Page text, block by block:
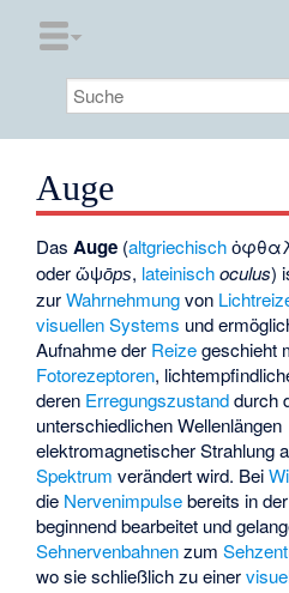
Auge
DasAuge (altgriechisch
oderὤψōps, lateinisch oculus)
zurWahrnehmungvon
visuellen Systems und
Aufnahme der Reizegeschieht
Fotorezeptoren,
deren Erregungszustanddurch
unterschiedlichen Wellenlängen
elektromagnetischer Strahlung
Spektrum verändert wird. Bei
die Nervenimpulsebereits in
beginnend bearbeitet und
Sehnervenbahnenzum
wo sie schließlich zu einer